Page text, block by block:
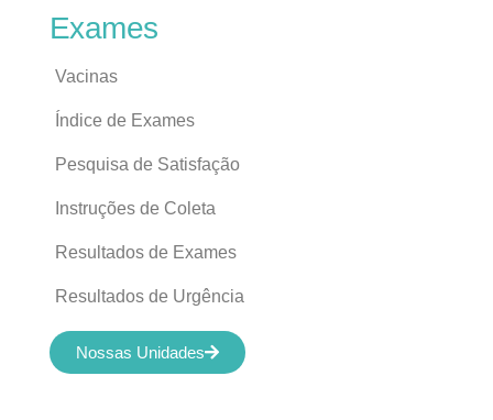
Exames
Vacinas
Índice de Exames
Pesquisa de Satisfação
Instruções de Coleta
Resultados de Exames
Resultados de Urgência
Nossas Unidades